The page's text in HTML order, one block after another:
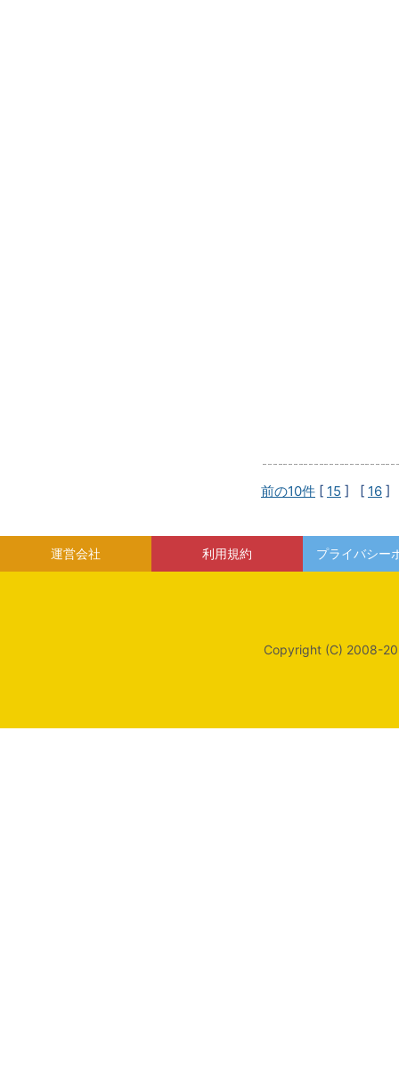
前の10件 [ 15 ] [ 16 ]
運営会社 利用規約 プライバシー
Copyright (C) 2008-